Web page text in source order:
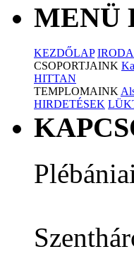
MENÜ
KEZDŐLAP
CSOPORTJAINK
HITTAN
TEMPLOMAINK
HIRDETÉSEK